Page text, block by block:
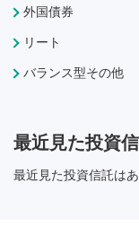
外国債券
リート
バランス型その他
最近見た投資
最近見た投資信託はあ